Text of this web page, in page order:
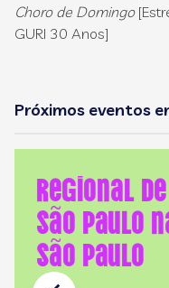
Choro de Domingo
GURI 30 Anos]
Próximos eventos
Regional
São Paulo
São Paulo